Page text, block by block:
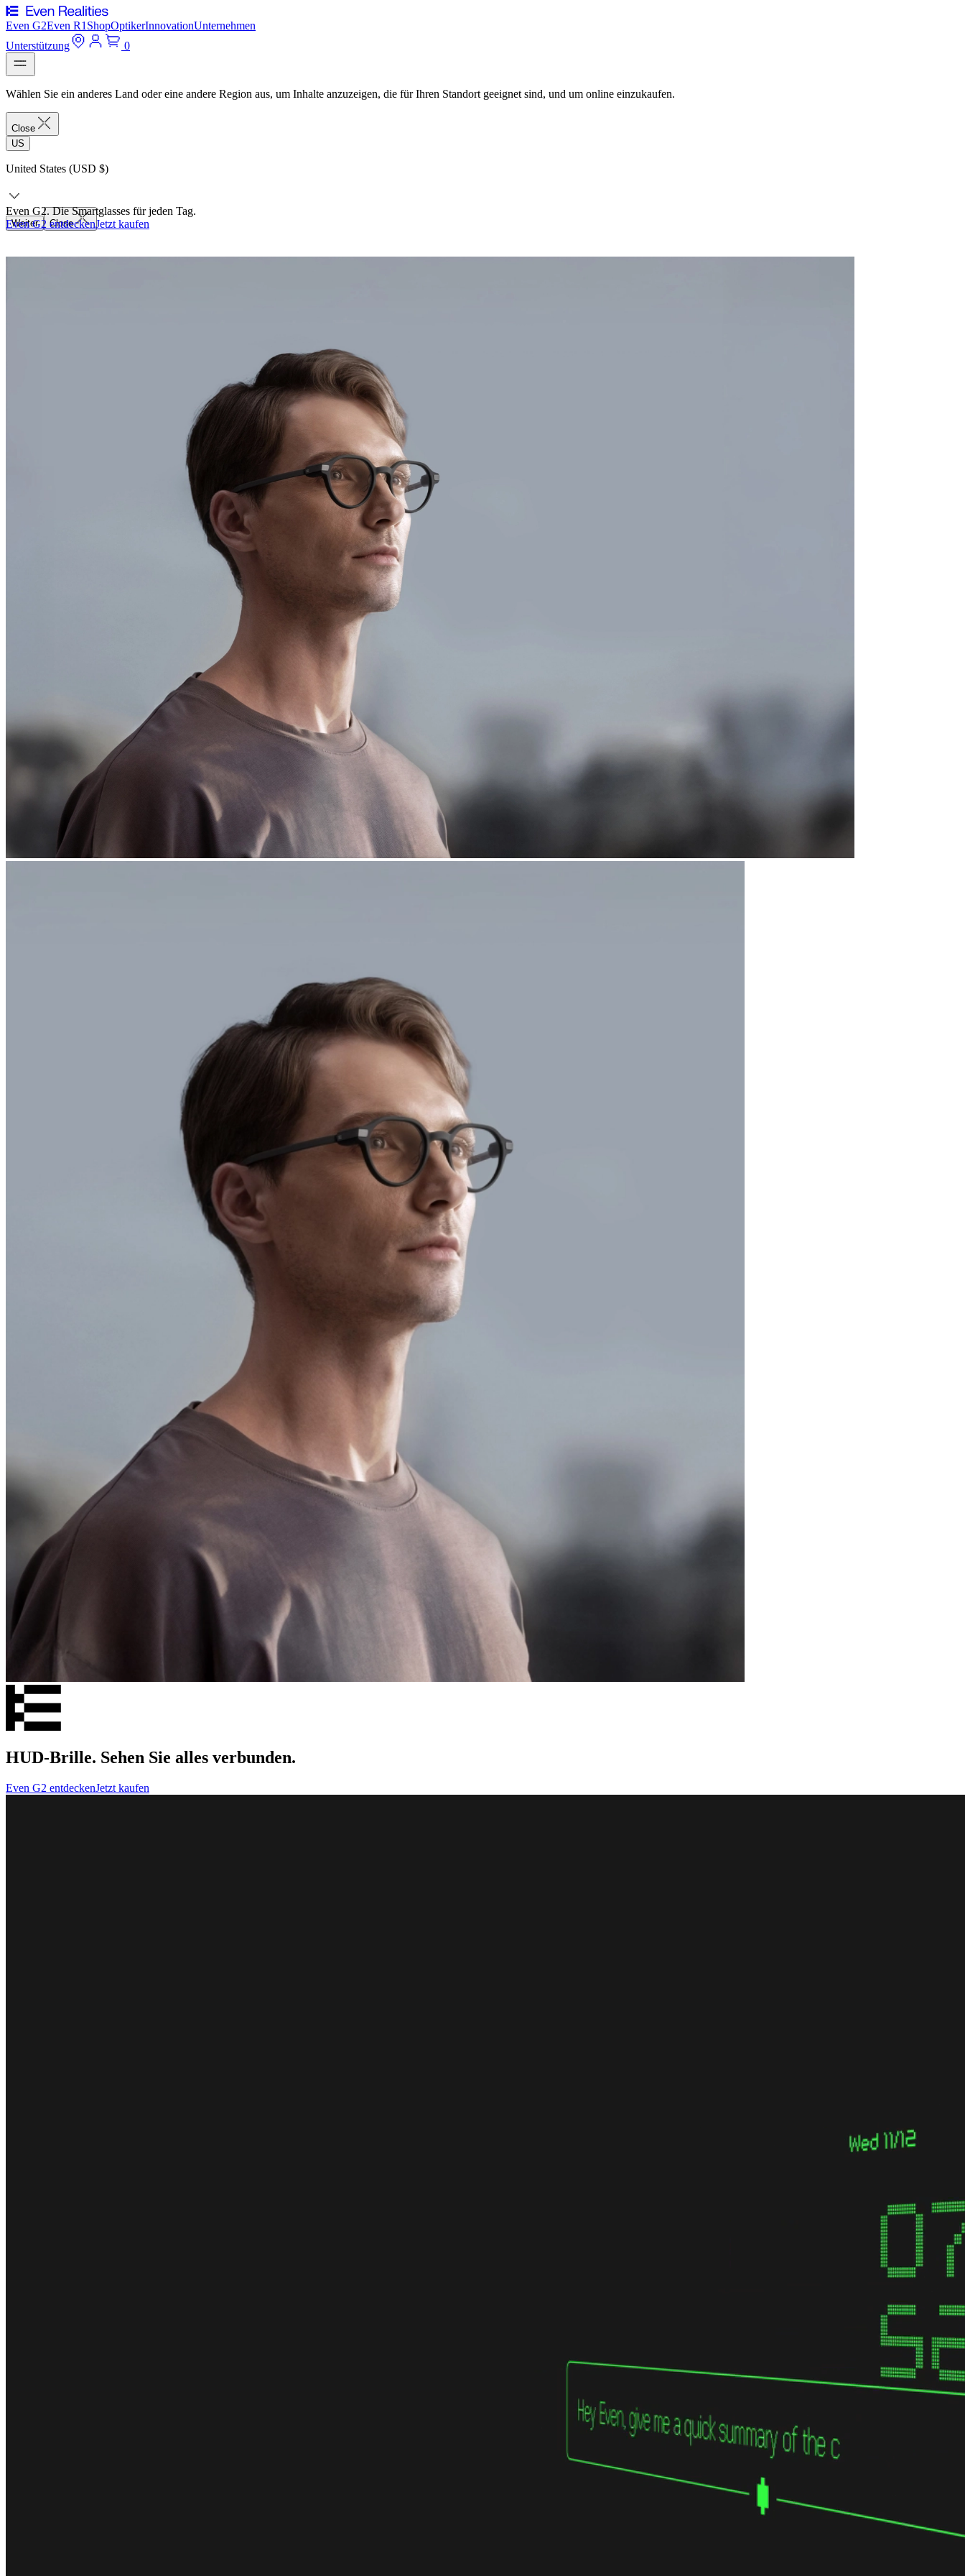
Even G2Even R1 ShopOptikerInnovationUnternehmen
Unterstützung
0
Wählen Sie ein anderes Land oder eine andere Region aus, um Inhalte anzuzeigen, die für Ihren Standort geeignet sind, und um online einzukaufen.
Close
US
United States (USD $)
Weiter Close
Even G2. Die Smartglasses für jeden Tag.
Even G2 entdeckenJetzt kaufen
HUD-Brille. Sehen Sie alles verbunden.
Even G2 entdeckenJetzt kaufen